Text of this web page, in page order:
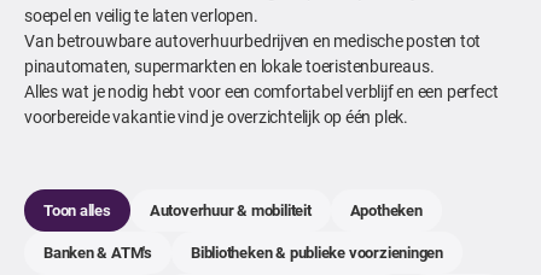
soepel en veilig te laten verlopen.
Van betrouwbare autoverhuurbedrijven en medische posten tot
pinautomaten, supermarkten en lokale toeristenbureaus.
Alles wat je nodig hebt voor een comfortabel verblijf en een perfect
voorbereide vakantie vind je overzichtelijk op één plek.
Toon alles Autoverhuur & mobiliteit
Apotheken
Banken & ATM's
Bibliotheken & publieke voorzieningen